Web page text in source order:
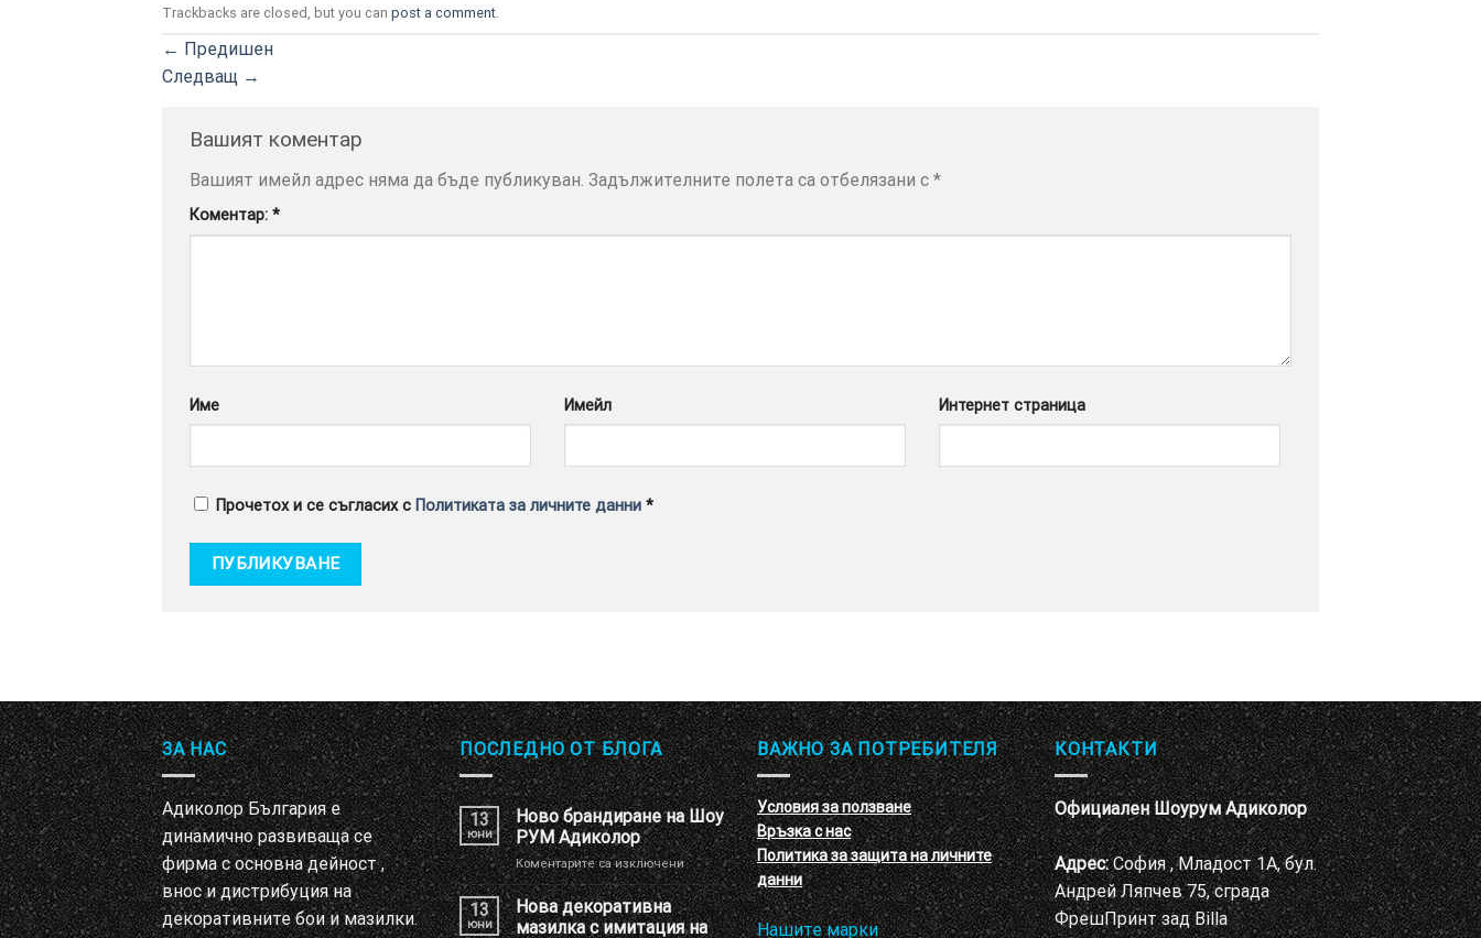
Trackbacks are closed, but you can post a comment
← Предишен
Следващ →
Вашият коментар
Вашият имейл адрес няма да бъде публикуван. Задължителните полета са отбелязани с *
Коментар: *
Име Имейл Интернет страница
Прочетох и се съгласих с Политиката за личните данни *
ЗА НАС
Адиколор България е
динамично развиваща се
фирма с основна дейност ,
внос и дистрибуция на
декоративните бои и мазилки.
ПОСЛЕДНО ОТ БЛОГА
13
юни
Ново брандиране на Шоу
РУМ Адиколор
Коментарите са изключениза
Ново
брандиране
на
13
юни
Нова декоративна
мазилка с имитация на
ВАЖНО ЗА ПОТРЕБИТЕЛЯ
Условия за ползване
Връзка с нас
Политика за защита на личните
данни
Нашите марки
КОНТАКТИ
Официален Шоурум Адиколор
Адрес:София , Младост 1А, бул.
Андрей Ляпчев 75, сграда
ФрешПринт зад Billa